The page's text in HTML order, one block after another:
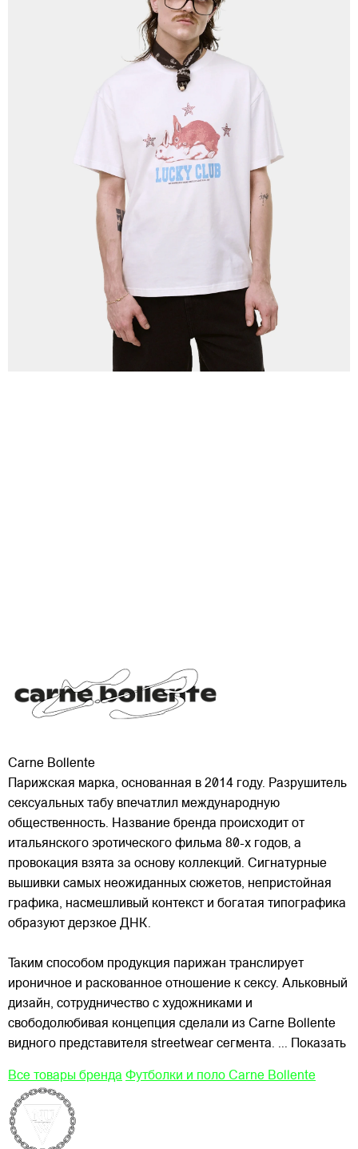
Carne Bollente
Парижская марка, основанная в 2014 году. Разрушитель
сексуальных табу впечатлил международную
общественность. Название бренда происходит от
итальянского эротического фильма 80-х годов, а
провокация взята за основу коллекций. Сигнатурные
вышивки самых неожиданных сюжетов, непристойная
графика, насмешливый контекст и богатая типографика
образуют дерзкое ДНК.
Таким способом продукция парижан транслирует
ироничное и раскованное отношение к сексу. Альковный
дизайн, сотрудничество с художниками и
свободолюбивая концепция сделали из Carne Bollente
видного представителя streetwear сегмента. ... Показать
Все товары бренда Футболки и поло Carne Bollente